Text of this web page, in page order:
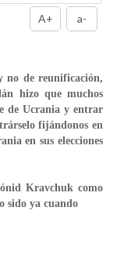
A+ a-
no de reunificación,
hizo que muchos
de Ucrania y entrar
fijándonos en
en sus elecciones
Kravchuk como
sido ya cuando